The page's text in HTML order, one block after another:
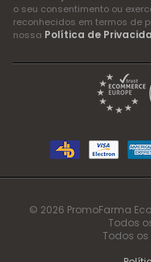
o seu consentimento ou
reconhecidos em termos de
nossa Política de
© 2026 PromoFarma
Todos
Todos os